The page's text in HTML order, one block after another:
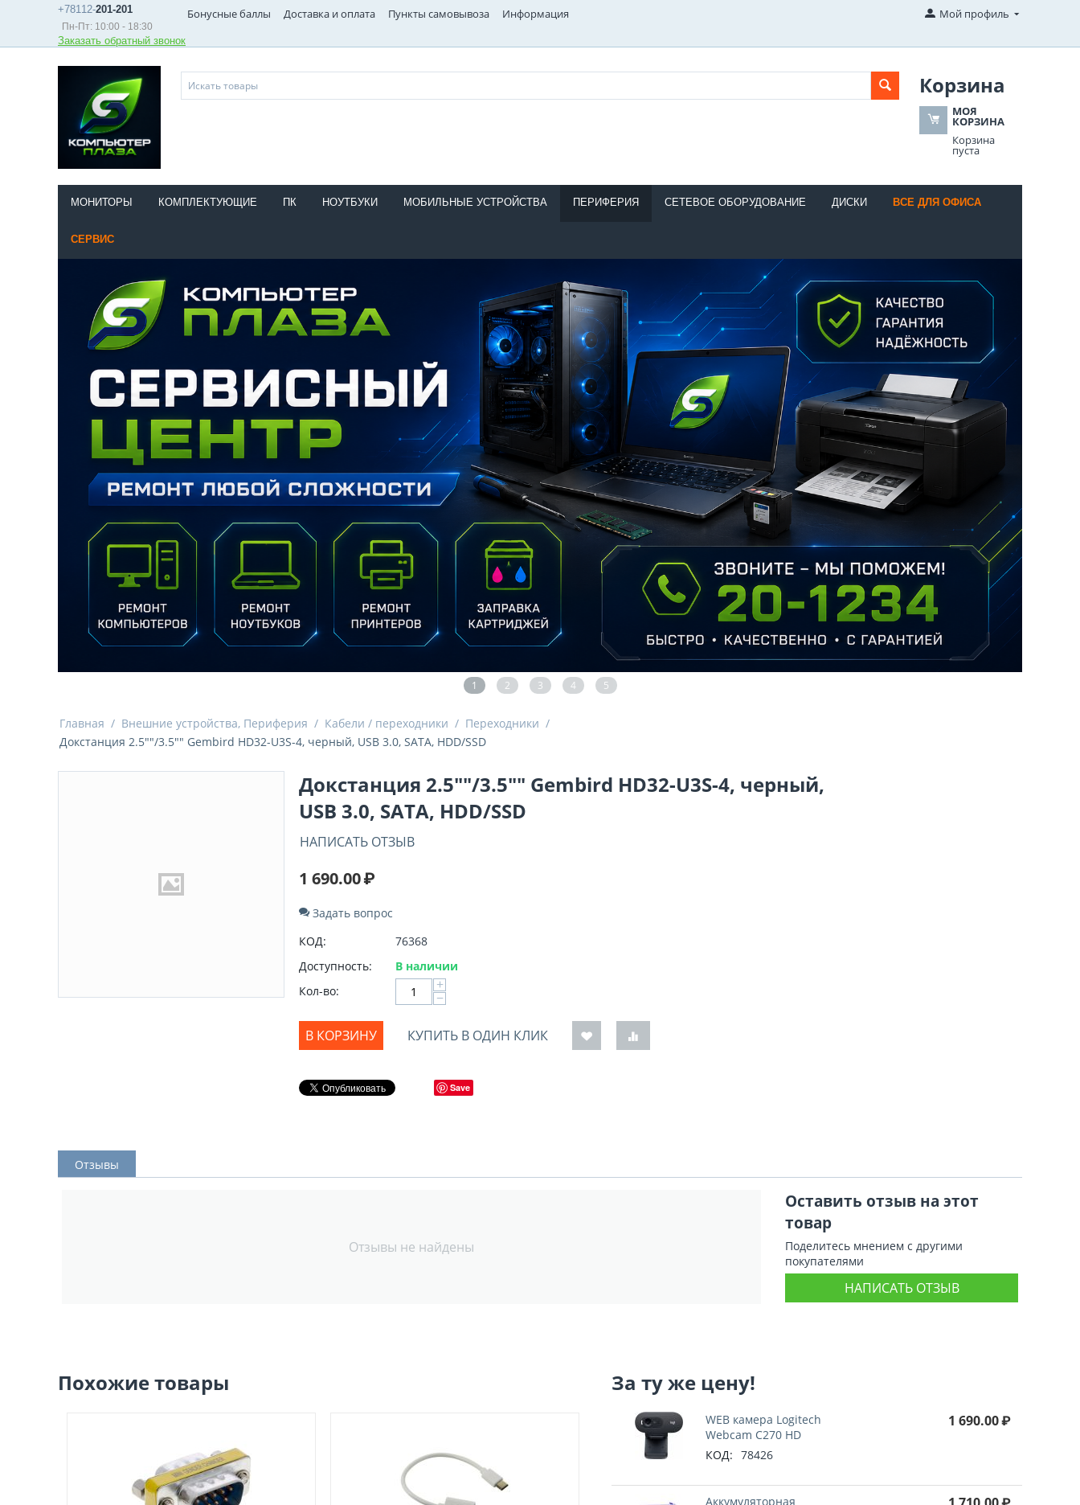
+78112-201-201
Пн-Пт: 10:00 - 18:30
Заказать обратный звонок
Бонусные баллы Доставка и оплата Пункты самовывоза Информация Мой профиль
Корзина
МОЯ
КОРЗИНА
Корзина
пуста
МОНИТОРЫ КОМПЛЕКТУЮЩИЕ ПК НОУТБУКИ МОБИЛЬНЫЕ УСТРОЙСТВА ПЕРИФЕРИЯ СЕТЕВОЕ ОБОРУДОВАНИЕ ДИСКИ ВСЕ ДЛЯ ОФИСА
СЕРВИС
1 2 3 4 5
Главная / Внешние устройства, Периферия / Кабели / переходники / Переходники /
Докстанция 2.5""/3.5"" Gembird HD32-U3S-4, черный, USB 3.0, SATA, HDD/SSD
Докстанция 2.5""/3.5"" Gembird HD32-U3S-4, черный,
USB 3.0, SATA, HDD/SSD
НАПИСАТЬ ОТЗЫВ
1 690.00₽
Задать вопрос
КОД:
76368
Доступность:
В наличии
Кол-во:
+
−
В КОРЗИНУ КУПИТЬ В ОДИН КЛИК
Save
Отзывы
Отзывы не найдены
Оставить отзыв на этот
товар
Поделитесь мнением с другими
покупателями
НАПИСАТЬ ОТЗЫВ
Похожие товары За ту же цену!
WEB камера Logitech
Webcam C270 HD
КОД: 78426
1 690.00₽
Аккумуляторная